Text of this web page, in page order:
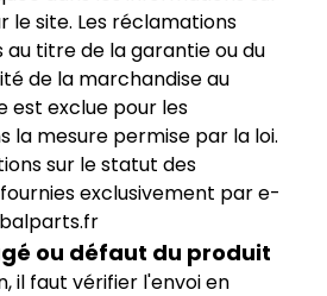
le site. Les réclamations
titre de la garantie ou du
de la marchandise au
est exclue pour les
la mesure permise par la loi.
sur le statut des
exclusivement par e-
ou défaut du produit
il faut vérifier l'envoi en